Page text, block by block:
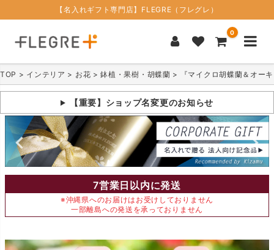
【名入れギフト専門店】FLEGRE（フレグレ）
0
TOP インテリア お花 鉢植・果樹・胡蝶蘭 『マイクロ胡蝶蘭＆オー
【重要】ショップ名変更のお知らせ
7営業日以内に発送
※沖縄県へのお届けはお受けしておりません
一部離島への発送を承っておりません